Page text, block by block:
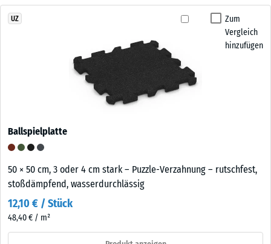
Zum
Vergleich
hinzufügen
UZ
Ballspielplatte
50 × 50 cm, 3 oder 4 cm stark – Puzzle-Verzahnung – rutschfest,
stoßdämpfend, wasserdurchlässig
12,10 € / Stück
48,40 € / m²